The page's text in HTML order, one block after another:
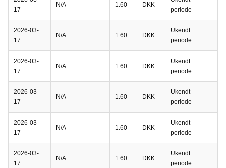
17
N/A 1.60 DKK
periode
2026-03-
17
N/A 1.60 DKK
Ukendt
periode
2026-03-
17
N/A 1.60 DKK
Ukendt
periode
2026-03-
17
N/A 1.60 DKK
Ukendt
periode
2026-03-
17
N/A 1.60 DKK
Ukendt
periode
2026-03-
17
N/A 1.60 DKK
Ukendt
periode